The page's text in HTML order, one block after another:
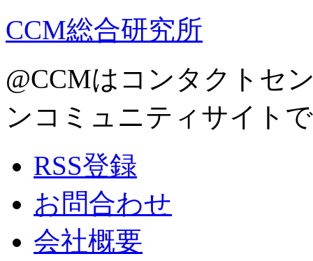
CCM総合研究所
@CCMはコンタクトセ
ンコミュニティサイト
RSS登録
お問合わせ
会社概要